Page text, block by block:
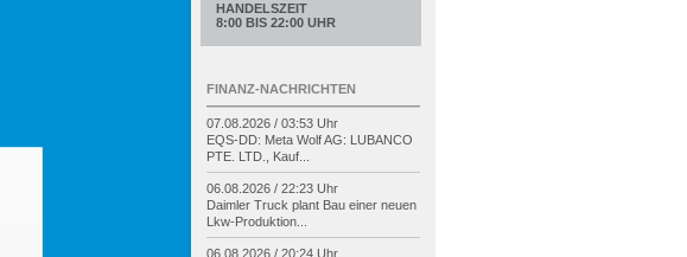
HANDELSZEIT
8:00 BIS 22:00 UHR
FINANZ-NACHRICHTEN
07.08.2026 / 03:53 Uhr
EQS-DD: Meta Wolf AG: LUBANCO
PTE. LTD., Kauf...
06.08.2026 / 22:23 Uhr
Daimler Truck plant Bau einer neuen
Lkw-Produktion...
06.08.2026 / 20:24 Uhr